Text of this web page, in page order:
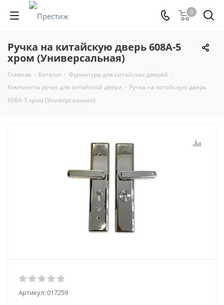
0
Ручка на китайскую дверь 608А-5
хром (Универсальная)
Главная - Каталог - Фурнитура для китайских дверей -
Комплекты ручек для китайской двери - Ручка на китайскую дверь
608А-5 хром (Универсальная)
Артикул:017259